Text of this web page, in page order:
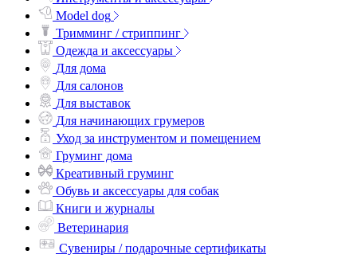
Model dog
Тримминг / стриппинг
Одежда и аксессуары
Для дома
Для салонов
Для выставок
Для начинающих грумеров
Уход за инструментом и помещением
Груминг дома
Креативный груминг
Обувь и аксессуары для собак
Книги и журналы
Ветеринария
Сувениры / подарочные сертификаты